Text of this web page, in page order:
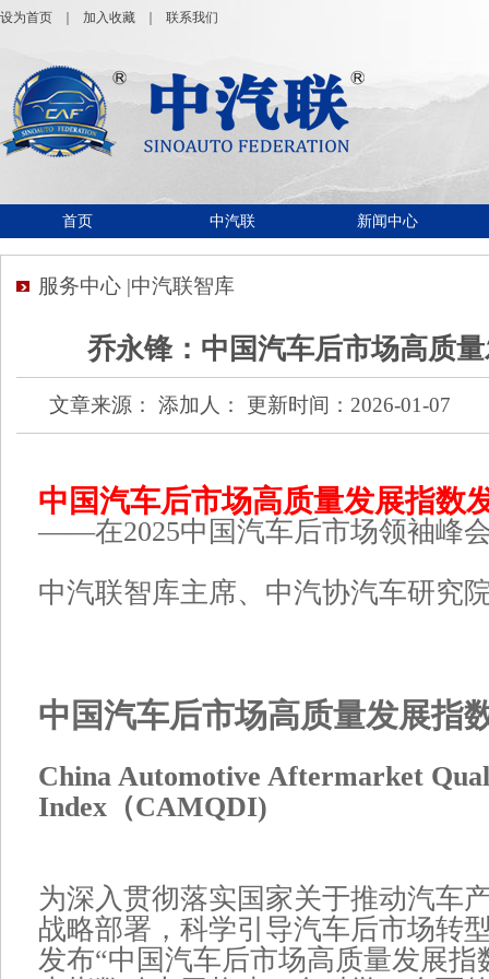
设为首页 加入收藏 联系我们
首页 中汽联 新闻中心
服务中心 |中汽联智库
乔永锋：中国汽车后市场高质
文章来源： 添加人： 更新时间：2026-01-07
中国汽车后市场高质量发展指数
——在2025中国汽车后市场领袖峰
中汽联智库主席、中汽协汽车研究
中国汽车后市场高质量发展指
China Automotive Aftermarket
Index（CAMQDI)
为深入贯彻落实国家关于推动汽车
战略部署，科学引导汽车后市场转
发布“中国汽车后市场高质量发展指